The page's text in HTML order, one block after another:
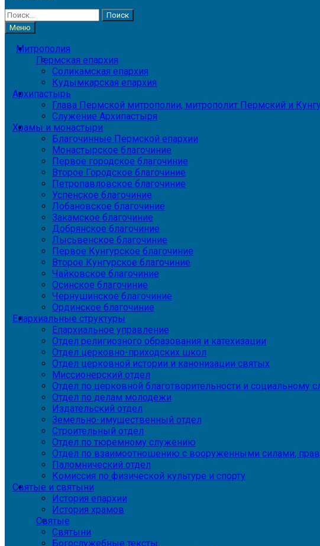
Найти:
Меню
Митрополия
Пермская епархия
Соликамская епархия
Кудымкарская епархия
Архипастырь
Глава Пермской митрополии, митрополит Пермский и
Служение Архипастыря
Храмы и монастыри
Благочинные Пермской епархии
Монастырское благочиние
Первое городское благочиние
Второе Городское благочиние
Петропавловское благочиние
Успенское благочиние
Лобановское благочиние
Закамское благочиние
Добрянское благочиние
Лысьвенское благочиние
Первое Кунгурское благочиние
Второе Кунгурское благочиние
Чайковское благочиние
Осинское благочиние
Чернушинское благочиние
Ординское благочиние
Епархиальные структуры
Епархиальное управление
Отдел религиозного образования и катехизации
Отдел церковно-приходских школ
Отдел церковной истории и канонизации святых
Миссионерский отдел
Отдел по церковной благотворительности и социальному
Отдел по делам молодежи
Издательский отдел
Земельно-имущественный отдел
Строительный отдел
Отдел по тюремному служению
Отдел по взаимоотношению с вооруженными силами,
Паломнический отдел
Комиссия по физической культуре и спорту
Святые и святыни
История епархии
История храмов
Святые
Святыни
Богослужебные тексты